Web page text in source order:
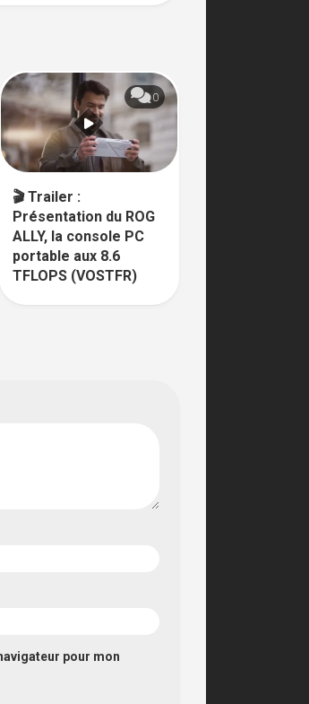
0
🎬 Trailer :
Présentation du ROG
ALLY, la console PC
portable aux 8.6
TFLOPS (VOSTFR)
pour mon